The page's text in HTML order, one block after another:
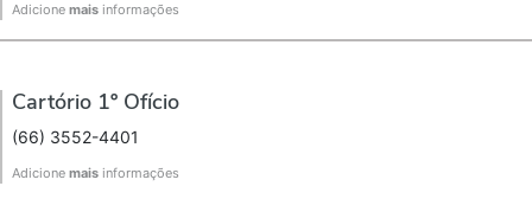
Adicione mais informações
Cartório 1º Ofício
(66) 3552-4401
Adicione mais informações